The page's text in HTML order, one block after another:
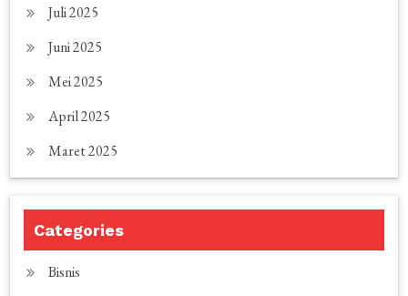
Juli 2025
Juni 2025
Mei 2025
April 2025
Maret 2025
Categories
Bisnis